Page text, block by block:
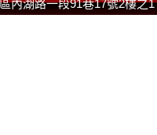
內湖路一段91巷17號2樓